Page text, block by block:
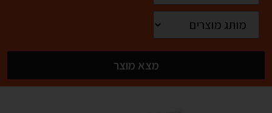
מצא מוצר